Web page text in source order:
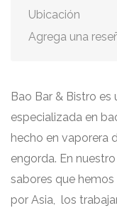
Ubicación
Agrega una
Bao Bar & Bistro
especializada en
hecho en vaporera
engorda. En
sabores que
por Asia, los